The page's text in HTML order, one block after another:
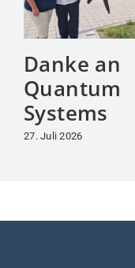
Danke an
Quantum
Systems
27. Juli 2026